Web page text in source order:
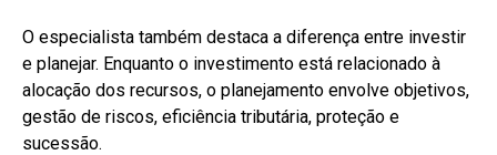
O especialista também destaca a diferença entre investir
e planejar. Enquanto o investimento está relacionado à
alocação dos recursos, o planejamento envolve objetivos,
gestão de riscos, eficiência tributária, proteção e
sucessão.